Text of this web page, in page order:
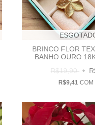
BRINCO FLOR
BANHO OURO
R$19,90
R$9,41 COM